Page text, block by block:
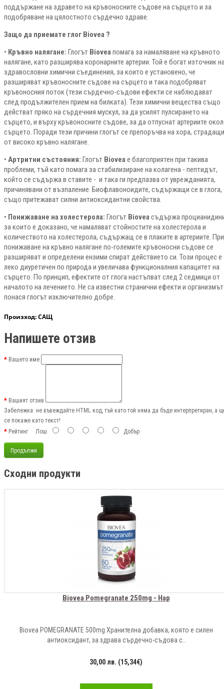
поддържане на здравето на кръвоносните съдове на сърцето и за
подобряване на цялостното сърдечно здраве.
Защо да приемате глог Biovea ?
• Кръвно налягане: Глогът Bioveaпомага за намаляване на кръвното
налягане, като разширява коронарните артерии. Той е богат източник
здравословни химични съединения, за които е установено, че
разширяват кръвоносните съдове на сърцето и така подобряват
кръвоносния поток (тези сърдечно-съдови ефекти се наблюдават
след продължителен прием на билката). Тези химични вещества също
действат пряко на сърдечния мускул, за да усилят пулсирането на
сърцето, и върху кръвоносните съдове, за да отпуснат артериите
сърцето. Поради тези причини глогът се препоръчва на хора, страдащи
от високо кръвно налягане.
• Артритни състояния: Глогът Bioveaе благоприятен при такива
проблеми, тъй като помага за стабилизиране на колагена - пептидът,
който се съдържа в ставите - и така ги предпазва от уврежданията,
причинявани от възпаление. Биофлавоноидите, съдържащи се в глога,
също притежават силни антиоксидантни свойства.
• Понижаване на холестерола: Глогът Bioveaсъдържа
за които е доказано, че намаляват стойностите на холестерола и
количеството на холестерола, съдържащ се в плаките в артериите. При
понижаване на кръвно налягане по-големите кръвоносни съдове се
разширяват и определени ензими спират действието си. Този процес е
леко диуретичен по природа и увеличава функционалния капацитет на
сърцето. По принцип, ефектите от глога настъпват след 2 седмици от
началото на лечението. Не са известни странични ефекти и организмът
понася глогът изключително добре.
Произход: САЩ
Напишете отзив
Вашето име
Вашият отзив
Забележка: не въвеждайте HTML код, тъй като той няма да бъде интерпретиран, а
се покаже като текст!
РейтингЛош Добър
Продължи
Сходни продукти
Biovea Pomegranate 250mg - Нар
Biovea POMEGRANATE 500mg Хранителна добавка, която е силен
антиоксидант, за здрава сърдечно-съдова с..
30,00 лв. (15,34€)